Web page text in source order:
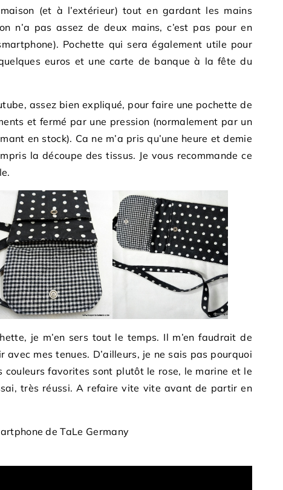
(et à l’extérieur) tout en gardant les mains
n’a pas assez de deux mains, c’est pas pour en
Pochette qui sera également utile pour
euros et une carte de banque à la fête du
assez bien expliqué, pour faire une pochette de
et fermé par une pression (normalement par un
en stock). Ca ne m’a pris qu’une heure et demie
la découpe des tissus. Je vous recommande ce
je m’en sers tout le temps. Il m’en faudrait de
avec mes tenues. D’ailleurs, je ne sais pas pourquoi
couleurs favorites sont plutôt le rose, le marine et le
très réussi. A refaire vite vite avant de partir en
de TaLe Germany